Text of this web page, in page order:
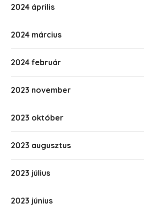
2024 április
2024 március
2024 február
2023 november
2023 október
2023 augusztus
2023 július
2023 június